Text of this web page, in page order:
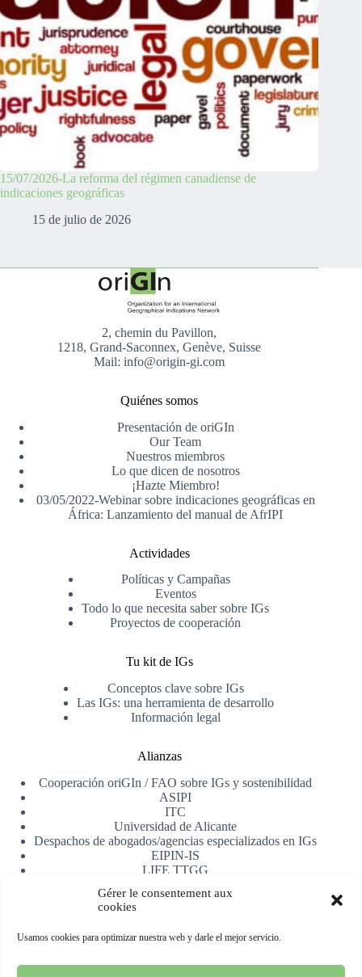
Gérer le consentement aux
cookies
Usamos cookies para optimizar nuestra web y darle el mejor servicio.
15/07/2026-La reforma del régimen canadiense de
indicaciones geográficas
15 de julio de 2026
2, chemin du Pavillon,
1218, Grand-Saconnex, Genève, Suisse
Mail: info@origin-gi.com
Quiénes somos
Presentación de oriGIn
Our Team
Nuestros miembros
Lo que dicen de nosotros
¡Hazte Miembro!
03/05/2022-Webinar sobre indicaciones geográficas en
África: Lanzamiento del manual de AfrIPI
Actividades
Políticas y Campañas
Eventos
Todo lo que necesita saber sobre IGs
Proyectos de cooperación
Tu kit de IGs
Conceptos clave sobre IGs
Las IGs: una herramienta de desarrollo
Información legal
Alianzas
Cooperación oriGIn / FAO sobre IGs y sostenibilidad
ASIPI
ITC
Universidad de Alicante
Despachos de abogados/agencias especializados en IGs
EIPIN-IS
LIFE TTGG